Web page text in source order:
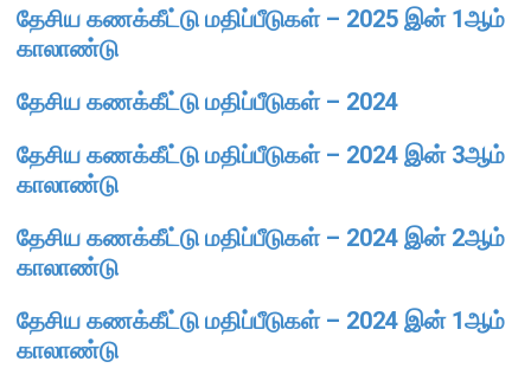
திணைக்களங்கள்
ஆளுகைக் கோவைகளும் கொள்கைகளும்
வங்கிப் பணிமனை
வங்கிப் பணிமனை
பிரதேச அலுவலகங்கள்
நூலகம் மற்றும் தகவல் நிலையம்
வங்கித்தொழில் கற்கைகளுக்கான நிலையம்
பொருளாதார வரலாற்று அரும்பொருட் காட்சிச் சாலை
தேசிய கணக்கீட்டு மதிப்பீடுகள் – 2025 இன் 1ஆம்
காலாண்டு
தேசிய கணக்கீட்டு மதிப்பீடுகள் – 2024
தேசிய கணக்கீட்டு மதிப்பீடுகள் – 2024 இன் 3ஆம்
காலாண்டு
தேசிய கணக்கீட்டு மதிப்பீடுகள் – 2024 இன் 2ஆம்
காலாண்டு
தேசிய கணக்கீட்டு மதிப்பீடுகள் – 2024 இன் 1ஆம்
காலாண்டு